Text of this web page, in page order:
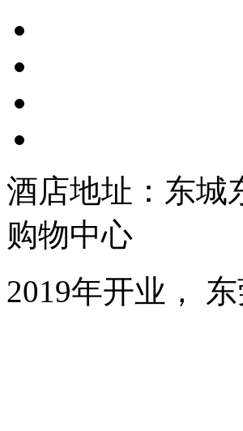
酒店地址：东城
购物中心
2019年开业，